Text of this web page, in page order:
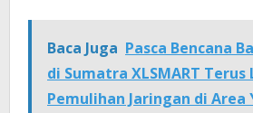
Baca Juga Pasca Bencana
di Sumatra XLSMART Terus
Pemulihan Jaringan di Area